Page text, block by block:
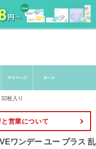
枚入り
営業について
ワンデー ユー プラス 乱